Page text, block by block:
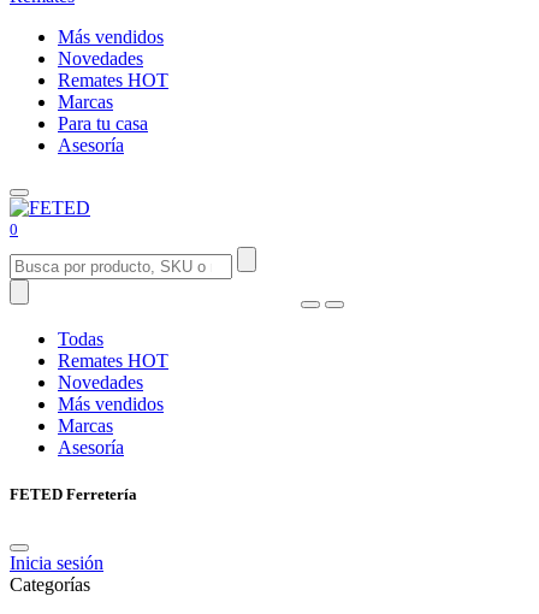
Más vendidos
Novedades
Remates HOT
Marcas
Para tu casa
Asesoría
0
Todas
Remates HOT
Novedades
Más vendidos
Marcas
Asesoría
FETED Ferretería
Inicia sesión
Categorías